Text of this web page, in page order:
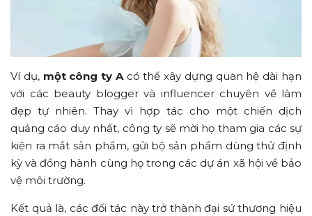
Ví dụ, một công ty A có thể xây dựng quan hệ dài hạn
với các beauty blogger và influencer chuyên về làm
đẹp tự nhiên. Thay vì hợp tác cho một chiến dịch
quảng cáo duy nhất, công ty sẽ mời họ tham gia các sự
kiện ra mắt sản phẩm, gửi bộ sản phẩm dùng thử định
kỳ và đồng hành cùng họ trong các dự án xã hội về bảo
vệ môi trường.
Kết quả là, các đối tác này trở thành đại sứ thương hiệu